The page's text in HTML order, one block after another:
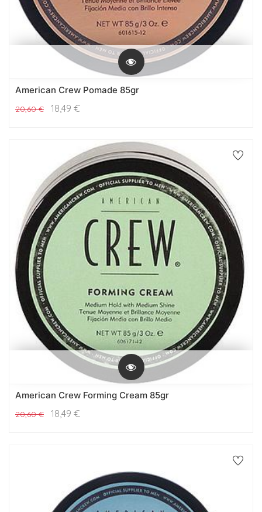
American Crew Pomade 85gr
20,60€ 18,49 €
American Crew Forming Cream 85gr
20,60€ 18,49 €